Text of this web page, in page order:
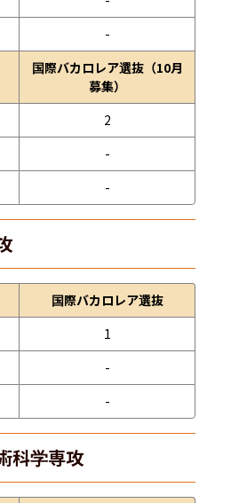
-
国際バカロレア選抜（10月
募集）
2
-
-
国際バカロレア選抜
1
-
-
科学専攻